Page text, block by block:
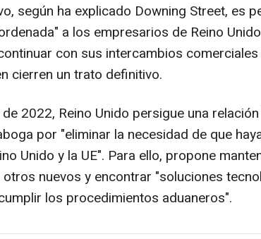
según ha explicado Downing Street, es
a los empresarios de Reino
con sus intercambios
cierren un trato definitivo.
2022, Reino Unido persigue una
por "eliminar la necesidad de que
Unido y la UE". Para ello, propone
nuevos y encontrar "soluciones
los procedimientos aduaneros".